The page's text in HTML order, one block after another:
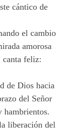
cántico de
el cambio
amorosa
canta feliz:
de Dios hacia
del Señor
hambrientos.
liberación del